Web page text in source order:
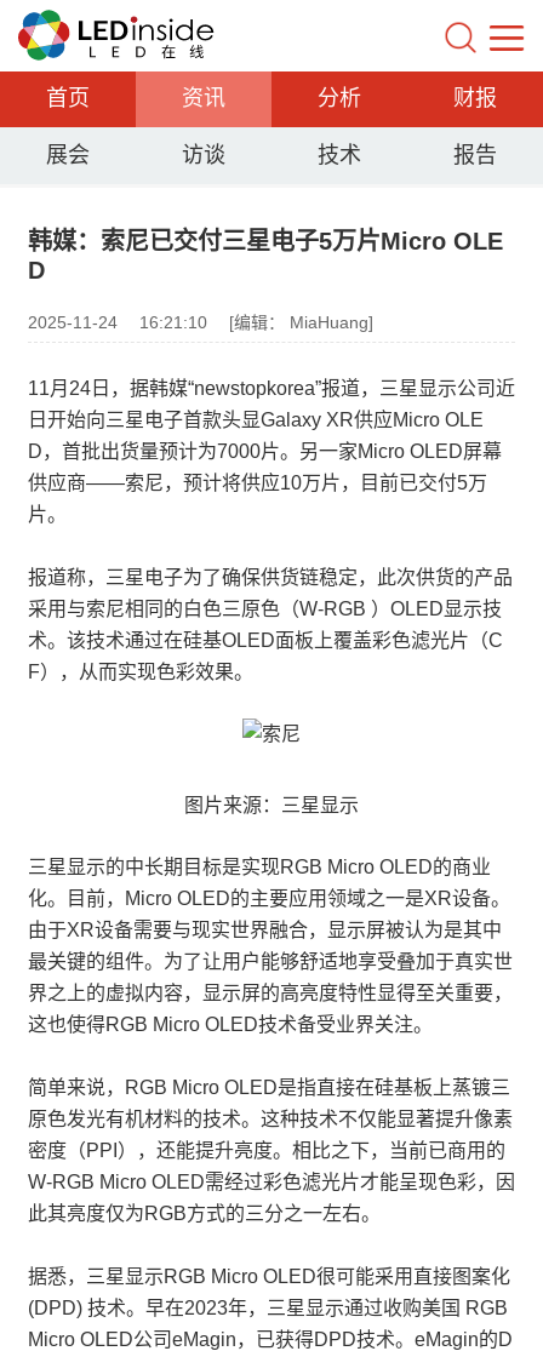
首页 资讯 分析 财报
展会 访谈 技术 报告
韩媒：索尼已交付三星电子5万片Micro OLE
D
2025-11-24 16:21:10 [编辑： MiaHuang]
11月24日，据韩媒“newstopkorea”报道，三星显示公司近
日开始向三星电子首款头显Galaxy XR供应Micro OLE
D，首批出货量预计为7000片。另一家Micro OLED屏幕
供应商——索尼，预计将供应10万片，目前已交付5万
片。
报道称，三星电子为了确保供货链稳定，此次供货的产品
采用与索尼相同的白色三原色（W-RGB ）OLED显示技
术。该技术通过在硅基OLED面板上覆盖彩色滤光片（C
F），从而实现色彩效果。
图片来源：三星显示
三星显示的中长期目标是实现RGB Micro OLED的商业
化。目前，Micro OLED的主要应用领域之一是XR设备。
由于XR设备需要与现实世界融合，显示屏被认为是其中
最关键的组件。为了让用户能够舒适地享受叠加于真实世
界之上的虚拟内容，显示屏的高亮度特性显得至关重要，
这也使得RGB Micro OLED技术备受业界关注。
简单来说，RGB Micro OLED是指直接在硅基板上蒸镀三
原色发光有机材料的技术。这种技术不仅能显著提升像素
密度（PPI），还能提升亮度。相比之下，当前已商用的
W-RGB Micro OLED需经过彩色滤光片才能呈现色彩，因
此其亮度仅为RGB方式的三分之一左右。
据悉，三星显示RGB Micro OLED很可能采用直接图案化
(DPD) 技术。早在2023年，三星显示通过收购美国 RGB
Micro OLED公司eMagin，已获得DPD技术。eMagin的D